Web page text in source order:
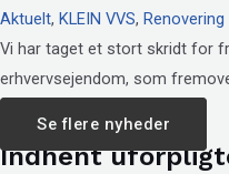
Aktuelt, KLEIN VVS, Renovering
Vi har taget et stort skridt for
erhvervsejendom, som
Se flere nyheder
Indhent